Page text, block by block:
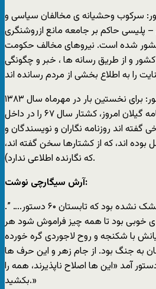
سرکوب وحشيانه ی مخالفان سياسی و
پليسی حاکم بر جامعه مانع ازروشنگری
شده است. نيروهای مخالف حکومت
کشور و از طريق رسانه ها ، خبر و چگونگی
ج: رسانه ها در داخل کشور: برای نخستين بار در مهرماه سال ۱۳۸۳
آرش سيگارچی خبرنگار روزنامه گيلان امروز، کشتار سال ۶۷ را در داخل
گفته اند روزنامه نگاران و نويسندگان و
بوده اند، که از کشتارها سخن گفته اند،
که نگارنده اطلاعی ندارد).
آرش سيگارچی نوشت:
.” ….هنوز عرق انقلابی ها خشک نشده بود که تابستان ۶۰ دستور
خوبی بود تا همه چيز فراموش شود هر
با شکنجه و روح لاجوردی گره خورده
به جنگ بود. از جام زهر و اين حرف ها
آمد «اين ها اصلاح ناپذيرند، همه را
بکشيد.»